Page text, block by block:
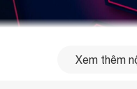
Xem thêm